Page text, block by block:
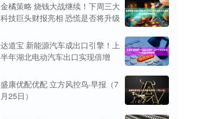
金橘策略 烧钱大战继续！下周三大
科技巨头财报亮相 恐慌是否将升级
达道宝 新能源汽车成出口引擎！上
半年湖北电动汽车出口实现倍增
盛康优配优配 立方风控鸟·早报（7
月25日）